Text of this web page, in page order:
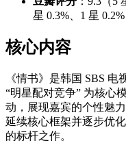
星 0.3%、1 星 0.2%
核心内容
《情书》是韩国 SBS
“明星配对竞争” 为核心
动，展现嘉宾的个性魅
延续核心框架并逐步优
的标杆之作。